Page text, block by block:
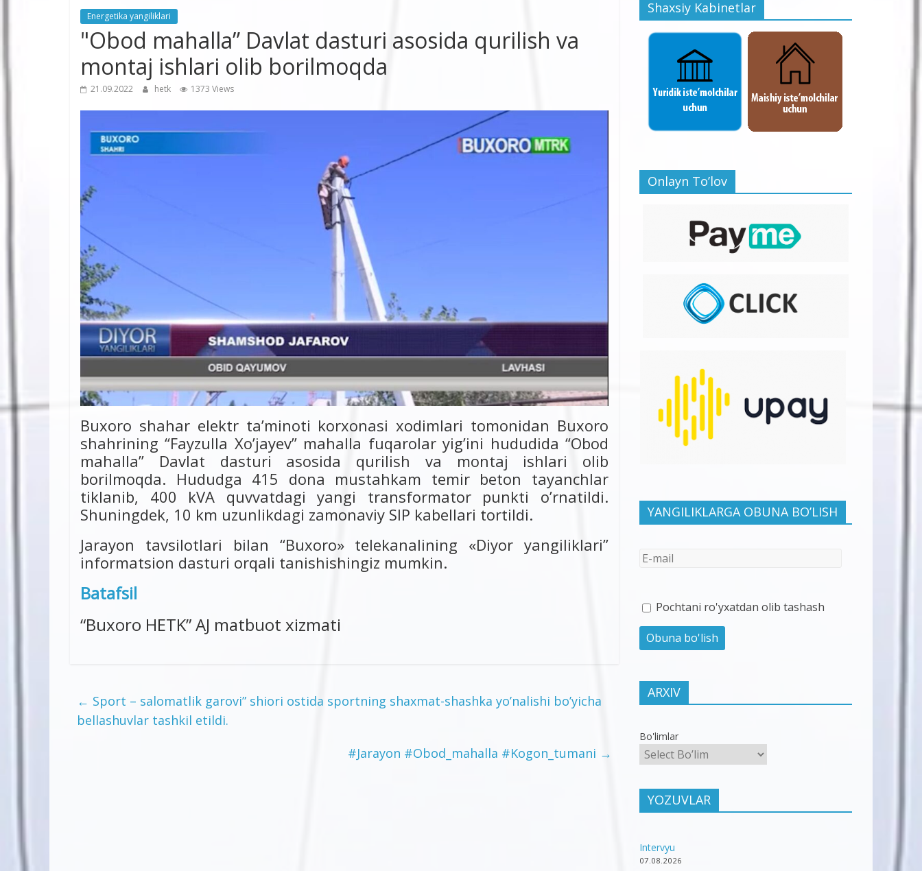
Energetika yangiliklari
"Obod mahalla” Davlat dasturi asosida qurilish va
montaj ishlari olib borilmoqda
21.09.2022 hetk 1373 Views
Buxoro shahar elektr ta’minoti korxonasi xodimlari tomonidan Buxoro
shahrining “Fayzulla Xo’jayev” mahalla fuqarolar yig’ini hududida “Obod
mahalla” Davlat dasturi asosida qurilish va montaj ishlari olib
borilmoqda. Hududga 415 dona mustahkam temir beton tayanchlar
tiklanib, 400 kVA quvvatdagi yangi transformator punkti o’rnatildi.
Shuningdek, 10 km uzunlikdagi zamonaviy SIP kabellari tortildi.
Jarayon tavsilotlari bilan “Buxoro» telekanalining «Diyor yangiliklari”
informatsion dasturi orqali tanishishingiz mumkin.
Batafsil
“Buxoro HETK” AJ matbuot xizmati
← Sport – salomatlik garovi” shiori ostida sportning shaxmat-shashka yo’nalishi bo’yicha
bellashuvlar tashkil etildi.
#Jarayon #Obod_mahalla #Kogon_tumani →
Shaxsiy Kabinetlar
Onlayn To’lov
YANGILIKLARGA OBUNA BO’LISH
Pochtani ro'yxatdan olib tashash
ARXIV
Bo'limlar
YOZUVLAR
Intervyu
07.08.2026